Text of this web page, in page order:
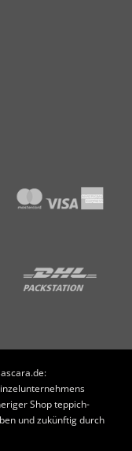
Shop teppich-
und zukünftig durch